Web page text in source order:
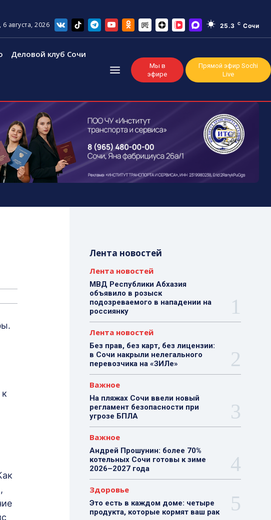
6 августа, 2026 25.3 C Сочи
Деловой клуб Сочи
Мы в
эфире
Прямой эфир Sochi
Live
Лента новостей
Лента новостей
МВД Республики Абхазия
объявило в розыск
подозреваемого в нападении на
россиянку
Лента новостей
Без прав, без карт, без лицензии:
в Сочи накрыли нелегального
перевозчика на «ЗИЛе»
Важное
На пляжах Сочи ввели новый
регламент безопасности при
угрозе БПЛА
Важное
Андрей Прошунин: более 70%
котельных Сочи готовы к зиме
2026–2027 года
Здоровье
Это есть в каждом доме: четыре
продукта, которые кормят ваш рак